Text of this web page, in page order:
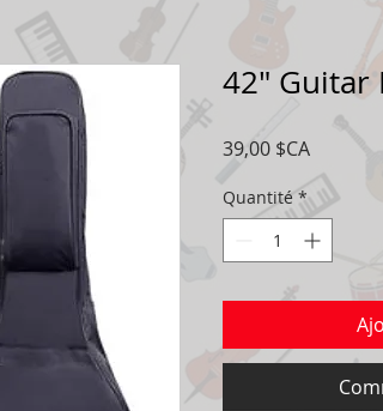
42" Guitar
39,00 $CAPrix
Quantité *